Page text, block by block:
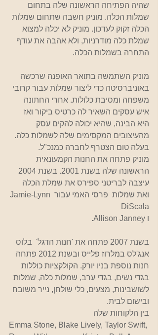
שהיה הפתיחה הראשונה שלה בתחום
שמלות הכלה. מוניק חשבה שתחום שמלות
הכלה זקוק לעדכון. מוניק לא יכלה למצוא
שמלת כלה מודרניות, ולא אהבה את עודף
התחרה בשמלות הכלה.
מוניק השתמשה בתואר האופנה שרכשה
באוניברסיטה כדי ליצור שמלות עבור קרובי
משפחה ומסיבת כלולות. אחרי החתונה
איש עסקים השאיר לה כרטיס ביקור ואז
היא הבינה, שהיא יכולה להקים עסק
מהעיצובים המקסימים שלה לשמלות כלה.
בעלה טום הצטרף לחברה כמנכ"ל.
מוניק פתחה את החנות הקמעונאית
עיצבה לבריטני ספירס את שמלת הכלה
ואת שמלות  פרסי האמי עבור Jamie-Lynn
DiScala
ו Allison Janney.
בשנת 2007 פתחה את 'חנות הדגל'  בלוס
אנג'לס במלרוז פלייס ובשנת 2012 פתחה
חנות נוספת בניו יורק. הקולקציות כוללות
בגדי נשים, בגדי ערב, שמלות כלה, שמלות
לשושבינות, מצעים, כלי שולחן, נייר משובח
ובישום לבית.
בין הלקוחות שלה
Emma Stone, Blake Lively, Taylor Swift,